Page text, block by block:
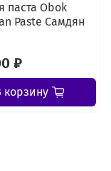
паста Obok
Paste Самдян
₽
корзину